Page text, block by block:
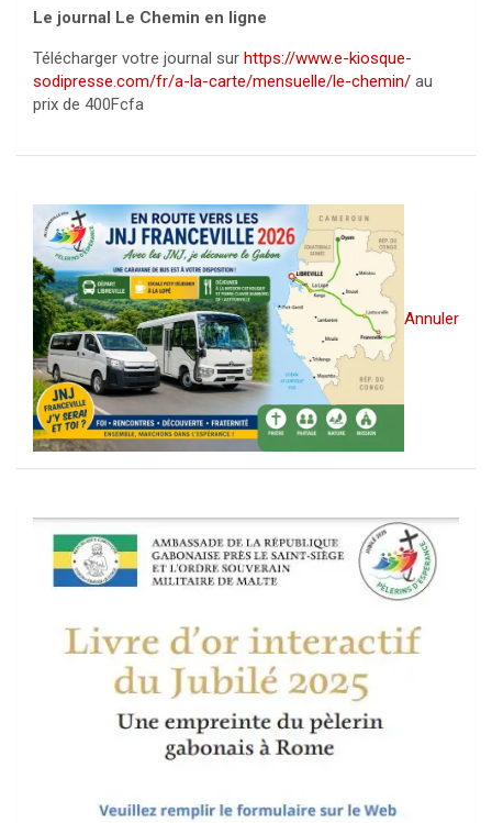
Le journal Le Chemin en ligne
Télécharger votre journal sur https://www.e-kiosque-
sodipresse.com/fr/a-la-carte/mensuelle/le-chemin/ au
prix de 400Fcfa
Annuler